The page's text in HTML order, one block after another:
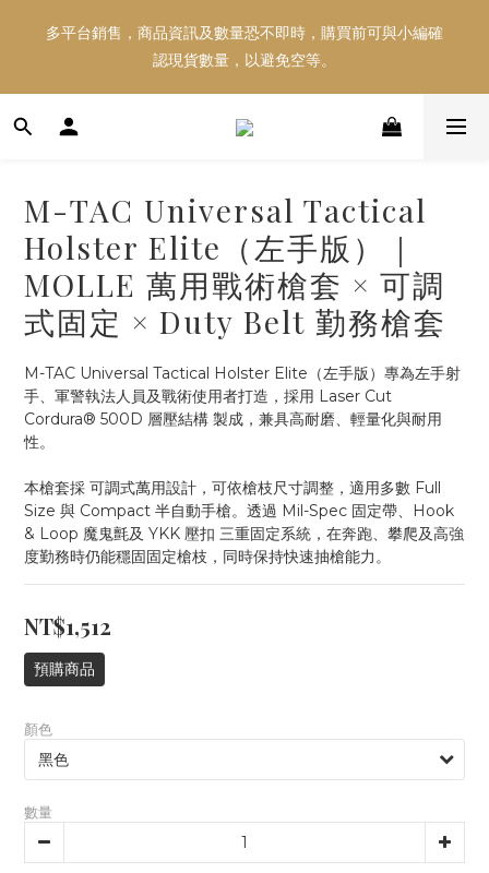
多平台銷售，商品資訊及數量恐不即時，購買前可與小編確
認現貨數量，以避免空等。
多平台銷售，商品資訊及數量恐不即時，購買前可與小編確
認現貨數量，以避免空等。
好東西跟好朋友分享～推薦好友一同享100元購物金！！！
多平台銷售，商品資訊及數量恐不即時，購買前可與小編確
認現貨數量，以避免空等。
M-TAC Universal Tactical
Holster Elite（左手版）｜
MOLLE 萬用戰術槍套 × 可調
式固定 × Duty Belt 勤務槍套
M-TAC Universal Tactical Holster Elite（左手版）專為左手射
手、軍警執法人員及戰術使用者打造，採用 Laser Cut
Cordura® 500D 層壓結構 製成，兼具高耐磨、輕量化與耐用
性。
本槍套採 可調式萬用設計，可依槍枝尺寸調整，適用多數 Full
Size 與 Compact 半自動手槍。透過 Mil-Spec 固定帶、Hook
& Loop 魔鬼氈及 YKK 壓扣 三重固定系統，在奔跑、攀爬及高強
度勤務時仍能穩固固定槍枝，同時保持快速抽槍能力。
NT$1,512
預購商品
顏色
數量